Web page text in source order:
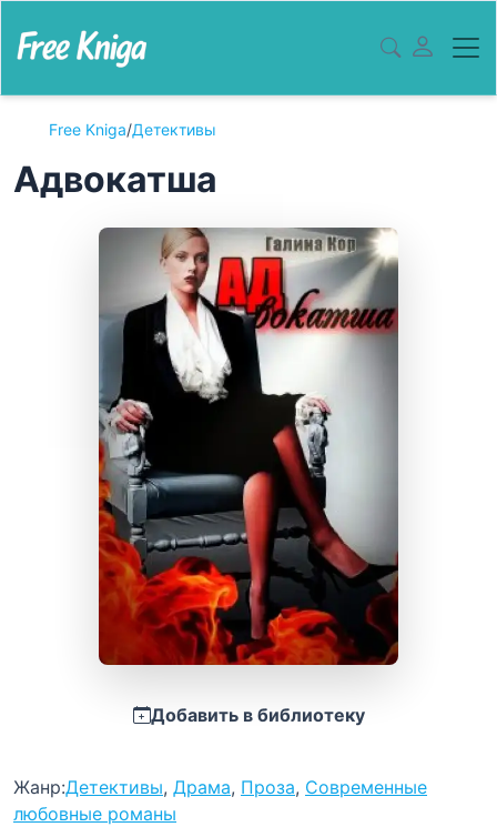
Free Kniga/Детективы
Адвокатша
Добавить в библиотеку
Жанр:Детективы, Драма, Проза, Современные
любовные романы